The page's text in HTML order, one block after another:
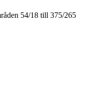
54/18 till 375/265